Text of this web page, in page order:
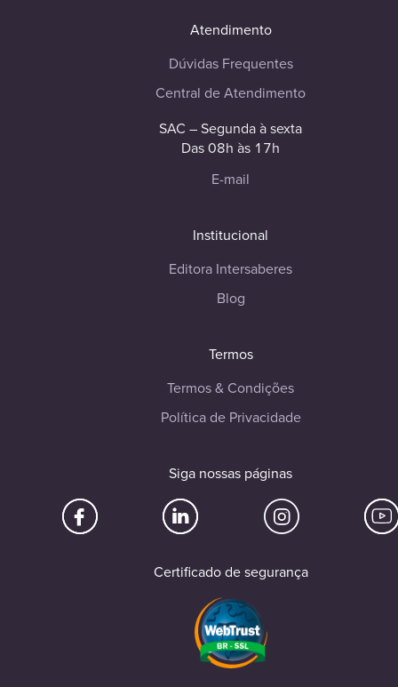
Atendimento
Dúvidas Frequentes
Central de Atendimento
SAC – Segunda à sexta
Das 08h às 17h
E-mail
Institucional
Editora Intersaberes
Blog
Termos
Termos & Condições
Política de Privacidade
Siga nossas páginas
Certificado de segurança